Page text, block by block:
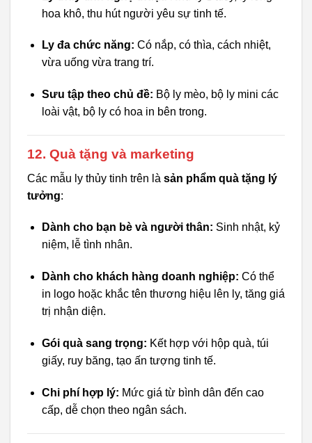
hoa khô, thu hút người yêu sự tinh tế.
Ly đa chức năng: Có nắp, có thìa, cách nhiệt,
vừa uống vừa trang trí.
Sưu tập theo chủ đề: Bộ ly mèo, bộ ly mini các
loài vật, bộ ly có hoa in bên trong.
12. Quà tặng và marketing
Các mẫu ly thủy tinh trên là sản phẩm quà tặng lý
tưởng:
Dành cho bạn bè và người thân: Sinh nhật, kỷ
niệm, lễ tình nhân.
Dành cho khách hàng doanh nghiệp: Có thể
in logo hoặc khắc tên thương hiệu lên ly, tăng giá
trị nhận diện.
Gói quà sang trọng: Kết hợp với hộp quà, túi
giấy, ruy băng, tạo ấn tượng tinh tế.
Chi phí hợp lý: Mức giá từ bình dân đến cao
cấp, dễ chọn theo ngân sách.